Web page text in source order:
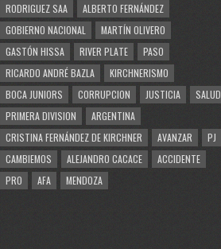
RODRIGUEZ SAA
ALBERTO FERNÁNDEZ
GOBIERNO NACIONAL
MARTÍN OLIVERO
GASTÓN HISSA
RIVER PLATE
PASO
RICARDO ANDRÉ BAZLA
KIRCHNERISMO
BOCA JUNIORS
CORRUPCION JUSTICIA
SALUD
PRIMERA DIVISION
ARGENTINA
CRISTINA FERNÁNDEZ DE KIRCHNER
AVANZAR
PJ
CAMBIEMOS
ALEJANDRO CACACE
ACCIDENTE
PRO
AFA MENDOZA